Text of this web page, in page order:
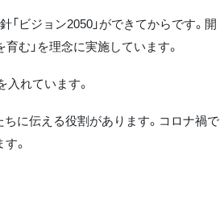
ビジョン2050」ができてからです。開
む」を理念に実施しています。
入れています。
に伝える役割があります。コロナ禍で
。